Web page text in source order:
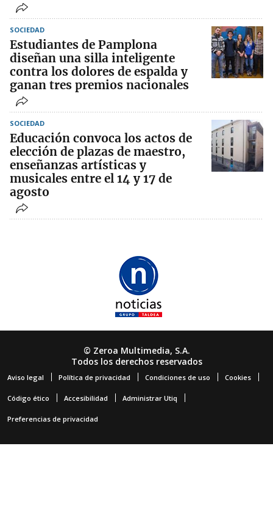
SOCIEDAD
Estudiantes de Pamplona
diseñan una silla inteligente
contra los dolores de espalda y
ganan tres premios nacionales
SOCIEDAD
Educación convoca los actos de
elección de plazas de maestro,
enseñanzas artísticas y
musicales entre el 14 y 17 de
agosto
© Zeroa Multimedia, S.A.
Todos los derechos reservados
Aviso legal Política de privacidad Condiciones de uso Cookies
Código ético Accesibilidad Administrar Utiq
Preferencias de privacidad